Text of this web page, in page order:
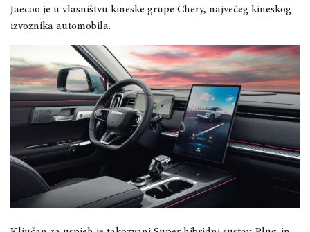
Jaecoo je u vlasništvu kineske grupe Chery, najvećeg kineskog
izvoznika automobila.